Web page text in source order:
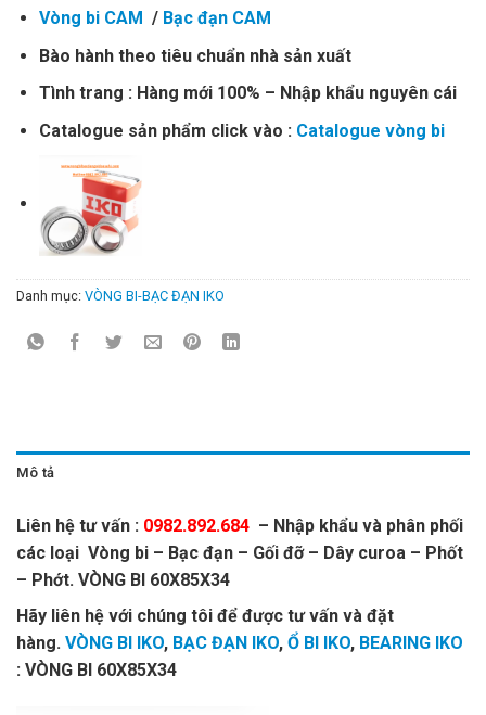
Vòng bi CAM / Bạc đạn CAM
Bào hành theo tiêu chuẩn nhà sản xuất
Tình trang : Hàng mới 100% – Nhập khẩu nguyên cái
Catalogue sản phẩm click vào : Catalogue vòng bi
Danh mục: VÒNG BI-BẠC ĐẠN IKO
Mô tả
Liên hệ tư vấn : 0982.892.684 – Nhập khẩu và phân phối
các loại Vòng bi – Bạc đạn – Gối đỡ – Dây curoa – Phốt
– Phớt. VÒNG BI 60X85X34
Hãy liên hệ với chúng tôi để được tư vấn và đặt
hàng. VÒNG BI IKO, BẠC ĐẠN IKO, Ổ BI IKO, BEARING IKO
: VÒNG BI 60X85X34